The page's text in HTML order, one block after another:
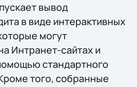
вывод
в виде интерактивных
могут
Интранет-сайтах и
стандартного
того, собранные